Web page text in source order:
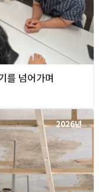
를 넘어가며
2026년